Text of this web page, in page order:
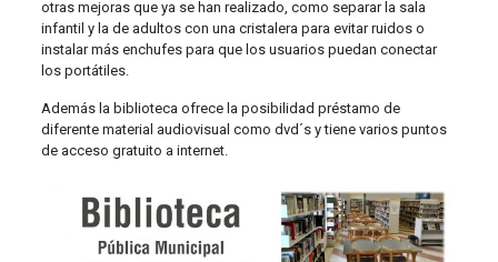
otras mejoras que ya se han realizado, como separar la sala
infantil y la de adultos con una cristalera para evitar ruidos o
instalar más enchufes para que los usuarios puedan conectar
los portátiles.
Además la biblioteca ofrece la posibilidad préstamo de
diferente material audiovisual como dvd´s y tiene varios puntos
de acceso gratuito a internet.